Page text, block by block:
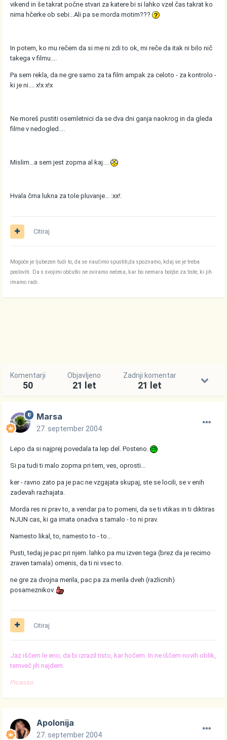
vikend in še takrat počne stvari za katere bi si lahko vzel čas takrat ko
nima hčerke ob sebi...Ali pa se morda motim???
In potem, ko mu rečem da si me ni zdi to ok, mi reče da itak ni bilo nič
takega v filmu....
Pa sem rekla, da ne gre samo za ta film ampak za celoto - za kontrolo -
ki je ni.... x!x x!x
Ne moreš pustiti osemletnici da se dva dni ganja naokrog in da gleda
filme v nedogled....
Mislim...a sem jest zoprna al kaj....
Hvala črna lukna za tole pluvanje... :xx!:
Citiraj
Mogoče je ljubezen tudi to, da se naučimo spustiti,da spoznamo, kdaj se je treba
posloviti. Da s svojimi občutki ne oviramo nečesa, kar bo nemara boljše za tiste, ki jih
imamo radi.
Komentarji
50
Objavljeno
21 let
Zadnji komentar
21 let
Marsa
27. september 2004
Lepo da si najprej povedala ta lep del. Posteno.
Si pa tudi ti malo zoprna pri tem, ves, oprosti...
ker - ravno zato pa je pac ne vzgajata skupaj, ste se locili, se v enih
zadevah razhajata.
Morda res ni prav to, a vendar pa to pomeni, da se ti vtikas in ti diktiras
NJUN cas, ki ga imata onadva s tamalo - to ni prav.
Namesto likal, to, namesto to - to...
Pusti, tedaj je pac pri njem. lahko pa mu izven tega (brez da je recimo
zraven tamala) omenis, da ti ni vsec to.
ne gre za dvojna merila, pac pa za merila dveh (razlicnih)
posameznikov.
Citiraj
Jaz iščem le eno; da bi izrazil tisto, kar hočem. In ne iščem novih oblik,
temveč jih najdem.
Picasso
Apolonija
27. september 2004